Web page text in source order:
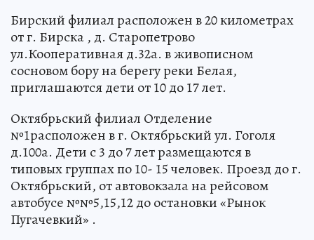
Бирский филиал расположен в 20 километрах
от г. Бирска , д. Старопетрово
ул.Кооперативная д.32а. в живописном
сосновом бору на берегу реки Белая,
приглашаются дети от 10 до 17 лет.
Октябрьский филиал Отделение
№1расположен в г. Октябрьский ул. Гоголя
д.100а. Дети с 3 до 7 лет размещаются в
типовых группах по 10- 15 человек. Проезд до г.
Октябрьский, от автовокзала на рейсовом
автобусе №№5,15,12 до остановки «Рынок
Пугачевкий» .